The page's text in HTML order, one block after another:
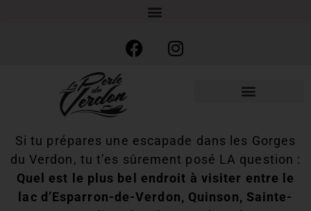
Si tu prépares une escapade dans les Gorges
du Verdon, tu t’es sûrement posé LA question :
Quel est le plus bel endroit à visiter entre le
lac d’Esparron-de-Verdon, Quinson, Sainte-